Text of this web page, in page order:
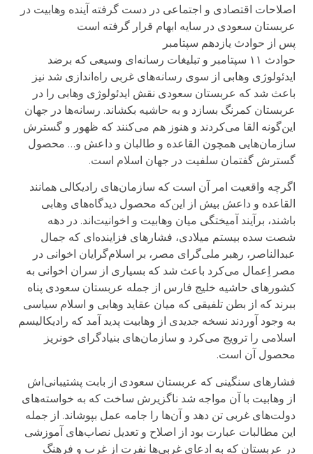
اصلاحات اقتصادی و اجتماعی در دست گرفته آینده وهابیت در
عربستان سعودی در سایه ابهام قرار گرفته است
پس از حوادث یازدهم سپتامبر
حوادث ۱۱ سپتامبر و تبلیغات رسانه‌ای وسیعی که بر‌ضد
ایدئولوژی وهابی از سوی رسانه‌های غربی راه‌اندازی شد نیز
باعث شد که عربستان سعودی نقش ایدئولوژی وهابی را در
عربستان کمرنگ بسازد و به حاشیه بکشاند. رسانه‌ها در جهان
این‌گونه القا می‌کردند و هنوز هم می‌کنند که ظهور و گسترش
سازمان‌هایی همچون القاعده و طالبان و داعش و… محصول
گسترش گفتمان سلفیت در جهان اسلام است.
اگرچه واقعیت امر آن است که سازمان‌های رادیکالی همانند
القاعده و داعش بیش از این‌که محصول دیدگاه‌های وهابی
باشند، برآیند آمیختگی میان وهابیت و اخوانیت‌اند. در دهه
شصت سده بیستم میلادی، فشارهای فزاینده‌ای که جمال
عبد‌الناصر، رهبر ملی‌گرای مصر، بر اسلام‌گرایان اخوانی در
مصر اِعمال می‌کرد باعث شد که بسیاری از سران اخوانی به
کشورهای حاشیه خلیج فارس از جمله عربستان سعودی پناه
ببرند که از بطن تلفیقی که میان عقاید وهابی و اسلام سیاسی
به وجود آوردند نسخه جدیدی از وهابیت پدید آمد که رادیکالیسم
اسلامی را ترویج می‌کرد و سازمان‌های بنیادگرای خونریز
محصول آن است.
فشارهای سنگینی که عربستان سعودی از بابت پشتیبانی‌اش
از وهابیت با آن مواجه شد ناگزیرش ساخت که به خواسته‌های
دولت‌های غربی تن دهد و آن‌ها را جامه عمل بپوشاند. از جمله
این مطالبات عبارت بود از اصلاح و تعدیل نصاب‌های آموزشی
در عربستان که به ادعای غربی‌ها نفرت از غرب و فرهنگ